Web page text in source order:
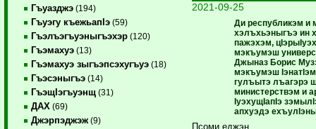
Гъуазджэ (194)
Гъуэгу къежьапIэ (59)
Гъэлъэгъуэныгъэхэр (120)
Гъэмахуэ (13)
Гъэмахуэ зыгъэпсэхугъуэ (18)
Гъэсэныгъэ (14)
ГъэщIэгъуэнщ (31)
ДАХ (69)
Джэрпэджэж (9)
2021-09-25
Ди республикэм
хэлъхьэныгъэ ин
пажэхэм,
мэкъумэш
Джыназ Борис
мэкъумэш
гулъытэ лъагэрэ
министерствэм и
IуэхущIапIэ
апхуэдэ